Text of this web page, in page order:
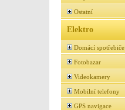
Ostatní
Elektro
Domácí spotřebiče
Fotobazar
Videokamery
Mobilní telefony
GPS navigace